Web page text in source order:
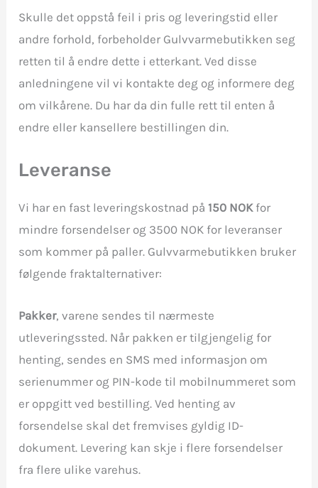
Skulle det oppstå feil i pris og leveringstid eller
andre forhold, forbeholder Gulvvarmebutikken seg
retten til å endre dette i etterkant. Ved disse
anledningene vil vi kontakte deg og informere deg
om vilkårene. Du har da din fulle rett til enten å
endre eller kansellere bestillingen din.
Leveranse
Vi har en fast leveringskostnad på150 NOK for
mindre forsendelser og 3500 NOK for leveranser
som kommer på paller. Gulvvarmebutikken bruker
følgende fraktalternativer:
Pakker, varene sendes til nærmeste
utleveringssted. Når pakken er tilgjengelig for
henting, sendes en SMS med informasjon om
serienummer og PIN-kode til mobilnummeret som
er oppgitt ved bestilling. Ved henting av
forsendelse skal det fremvises gyldig ID-
dokument. Levering kan skje i flere forsendelser
fra flere ulike varehus.